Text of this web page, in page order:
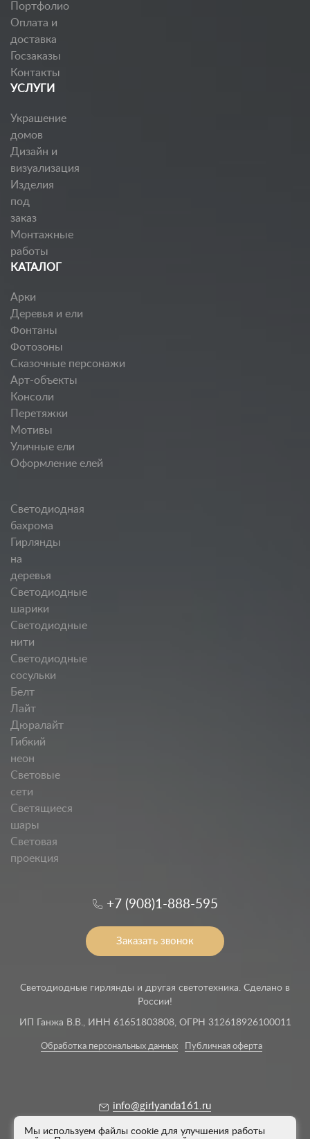
Портфолио
Оплата и
доставка
Госзаказы
Контакты
УСЛУГИ
Украшение
домов
Дизайн и
визуализация
Изделия
под
заказ
Монтажные
работы
КАТАЛОГ
Арки
Деревья и ели
Фонтаны
Фотозоны
Сказочные персонажи
Арт-объекты
Консоли
Перетяжки
Мотивы
Уличные ели
Оформление елей
Светодиодная
бахрома
Гирлянды
на
деревья
Светодиодные
шарики
Светодиодные
нити
Светодиодные
сосульки
Белт
Лайт
Дюралайт
Гибкий
неон
Световые
сети
Светящиеся
шары
Световая
проекция
+7 (908)1-888-595
Заказать звонок
Светодиодные гирлянды и другая светотехника. Сделано в
России!
ИП Ганжа В.В., ИНН 61651803808, ОГРН 312618926100011
Обработка персональных данных Публичная оферта
info@girlyanda161.ru
Мы используем файлы cookie для улучшения работы